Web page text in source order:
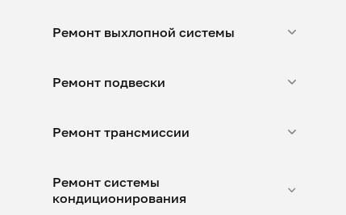
Ремонт выхлопной системы
Ремонт подвески
Ремонт трансмиссии
Ремонт системы
кондиционирования